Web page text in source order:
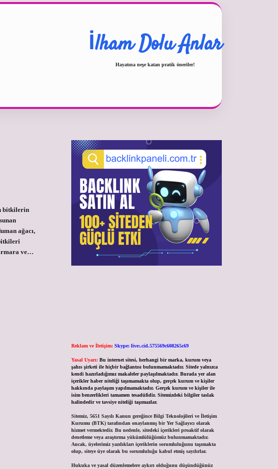
İlham Dolu Anlar
Hayatına neşe katan pratik öneriler!
bitkilerin
ağacı,
ve…
Reklam ve İletişim: Skype: live:.cid.575569c608265c69
Yasal Uyarı: Bu internet sitesi, herhangi bir marka, kurum veya
şahıs şirketi ile hiçbir bağlantısı bulunmamaktadır. Sitede yalnızca
kendi hazırladığımız makaleler paylaşılmaktadır. Burada yer alan
içerikler haber niteliği taşımamakta olup, gerçek kurum ve kişiler
hakkında paylaşım yapılmamaktadır. Gerçek kurum ve kişiler ile
isim benzerlikleri tamamen tesadüfidir. Sitemizdeki bilgiler taslak
halindedir ve tavsiye niteliği taşımazlar.
Sitemiz, 5651 Sayılı Kanun gereğince Bilgi Teknolojileri ve İletişim
Kurumu (BTK) tarafından onaylanmış bir Yer Sağlayıcı olarak
hizmet vermektedir. Bu nedenle, sitedeki içerikleri proaktif olarak
denetleme veya araştırma yükümlülüğümüz bulunmamaktadır.
Ancak, üyelerimiz yazdıkları içeriklerin sorumluluğunu taşımakta
olup, siteye üye olarak bu sorumluluğu kabul etmiş sayılırlar.
Hukuka ve yasal düzenlemelere aykırı olduğunu düşündüğünüz